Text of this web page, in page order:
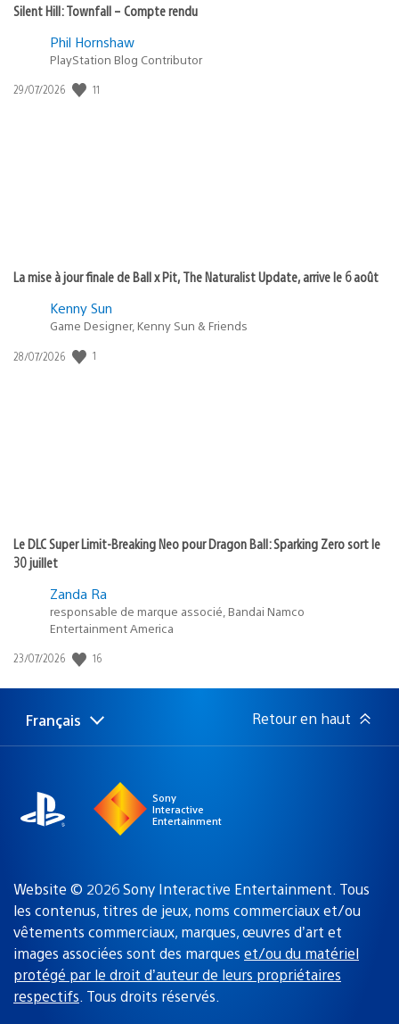
Silent Hill: Townfall – Compte rendu
Phil Hornshaw
PlayStation Blog Contributor
Date
29/07/2026 11
La mise à jour finale de Ball x Pit, The Naturalist Update, arrive le 6 août
Kenny Sun
Game Designer, Kenny Sun & Friends
Date
28/07/2026 1
Le DLC Super Limit-Breaking Neo pour Dragon Ball: Sparking Zero sort le
30 juillet
Zanda Ra
responsable de marque associé, Bandai Namco
Entertainment America
Date
publication
23/07/2026 16
Choisir
une
Région
actuelle
Français Retour en haut
Sony
Interactive
Entertainment
Website © 2026 Sony Interactive Entertainment. Tous
les contenus, titres de jeux, noms commerciaux et/ou
vêtements commerciaux, marques, œuvres d’art et
images associées sont des marques et/ou du matériel
protégé par le droit d’auteur de leurs propriétaires
respectifs. Tous droits réservés.